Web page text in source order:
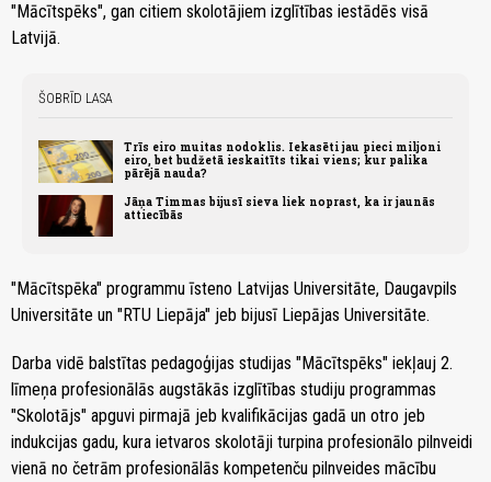
"Mācītspēks", gan citiem skolotājiem izglītības iestādēs visā
Latvijā.
ŠOBRĪD LASA
Trīs eiro muitas nodoklis. Iekasēti jau pieci miljoni
eiro, bet budžetā ieskaitīts tikai viens; kur palika
pārējā nauda?
Jāņa Timmas bijusī sieva liek noprast, ka ir jaunās
attiecībās
"Mācītspēka" programmu īsteno Latvijas Universitāte, Daugavpils
Universitāte un "RTU Liepāja" jeb bijusī Liepājas Universitāte.
Darba vidē balstītas pedagoģijas studijas "Mācītspēks" iekļauj 2.
līmeņa profesionālās augstākās izglītības studiju programmas
"Skolotājs" apguvi pirmajā jeb kvalifikācijas gadā un otro jeb
indukcijas gadu, kura ietvaros skolotāji turpina profesionālo pilnveidi
vienā no četrām profesionālās kompetenču pilnveides mācību